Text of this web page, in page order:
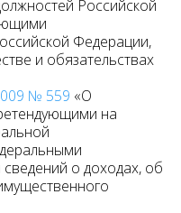
Российской
Федерации,
и обязательствах
№ 559 «О
на
о доходах, об